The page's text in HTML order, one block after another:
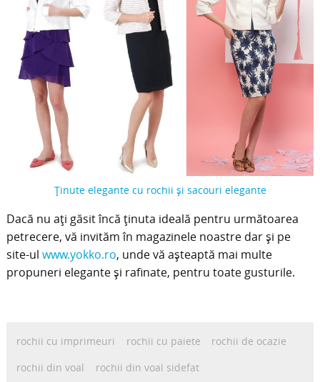
Ținute elegante cu rochii și sacouri elegante
Dacă nu ați găsit încă ținuta ideală pentru următoarea
petrecere, vă invităm în magazinele noastre dar și pe
site-ul www.yokko.ro, unde vă așteaptă mai multe
propuneri elegante și rafinate, pentru toate gusturile.
rochii cu imprimeuri rochii cu paiete
rochii de ocazie
rochii din voal
rochii din voal sidefat